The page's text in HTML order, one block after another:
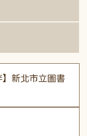
】新北市立圖書